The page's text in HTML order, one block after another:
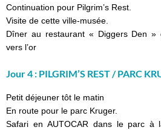
Continuation pour Pilgrim’s Rest.
Visite de cette ville-musée.
Dîner au restaurant « Diggers Den »
vers l’or
Jour 4 : PILGRIM’S REST / PARC
Petit déjeuner tôt le matin
En route pour le parc Kruger.
Safari en AUTOCAR dans le parc à